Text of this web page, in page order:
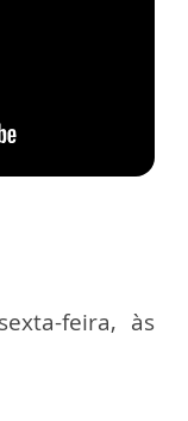
feira, às